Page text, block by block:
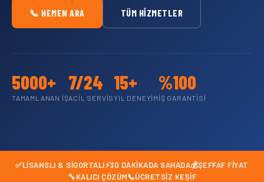
📞 HEMEN ARA TÜM HIZMETLER
5000+
TAMAMLANAN İŞ
7/24
ACIL SERVIS
15+
YIL DENEYIM
%100
İŞ GARANTISI
✅LISANSLI & SIGORTALI⚡30 DAKIKADA SAHADA💰ŞEFFAF FIYAT
🔧KALICI ÇÖZÜM📞ÜCRETSIZ KEŞIF